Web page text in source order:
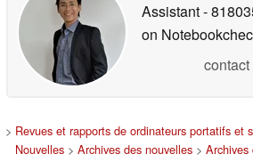
Assistant-
on
> Revues et rapports de ordinateurs portatifs et
Nouvelles > Archives des nouvelles > Archives